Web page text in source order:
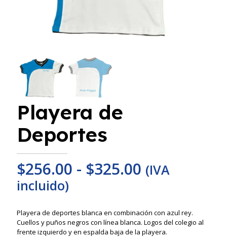
Playera de
Deportes
$256.00 - $325.00 Rango
de
desde
$256.00
(IVA
incluido)
Playera de deportes blanca en combinación con azul rey.
Cuellos y puños negros con línea blanca. Logos del colegio al
frente izquierdo y en espalda baja de la playera.